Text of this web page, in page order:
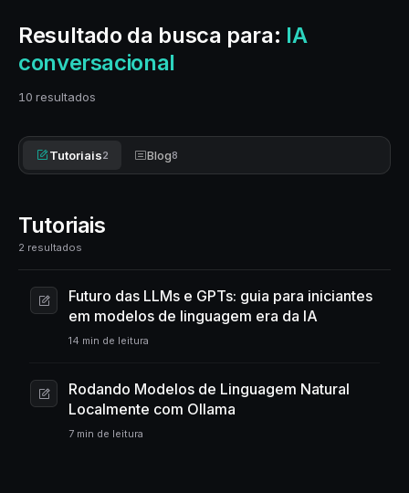
Resultado da busca para: IA
conversacional
10 resultados
Tutoriais2 Blog8
Tutoriais
2 resultados
Futuro das LLMs e GPTs: guia para iniciantes
em modelos de linguagem era da IA
14 min de leitura
Rodando Modelos de Linguagem Natural
Localmente com Ollama
7 min de leitura